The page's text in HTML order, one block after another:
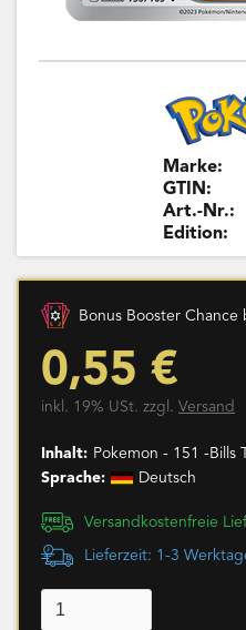
Marke:
GTIN:
Art.-Nr.:
Edition:
Bonus Booster
0,55 €
inkl. 19% USt. zzgl. Versand
Inhalt: Pokemon - 151 -Bills
Sprache:
Deutsch
Versandkostenfreie
Lieferzeit: 1-3